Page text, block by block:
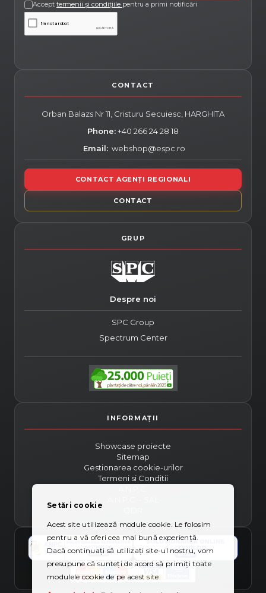
Accept termenii și condițiile pentru a primi notificări
Orban Balazs Nr 11, Cristuru Secuiesc, HARGHITA
Phone:+40 266 24 28 18
Email: webshop@espc.ro
CONTACT AGENȚI REGIONALI
CONTACT
Despre noi
SPC Group
Spectrum Center
Showcase proiecte
Sitemap
Gestionarea cookie-urilor
Termeni si Conditii
Setări cookie
Acest site utilizează module cookie. Le folosim
pentru a vă oferi cea mai bună experiență.
Dacă continuați să utilizați site-ul nostru, vom
presupune că sunteți de acord să primiți toate
modulele cookie de pe acest site.